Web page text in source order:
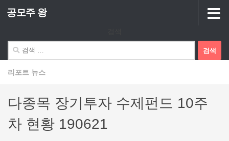
Skip to content
공모주 왕
색:
리포트 뉴스
다종목 장기투자 수제펀드 10주
차 현황 190621